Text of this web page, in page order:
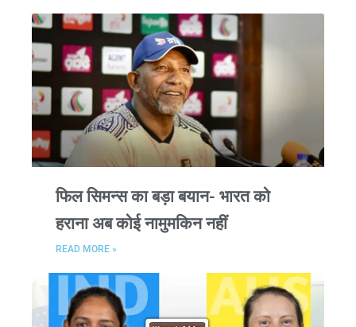
फिल सिमन्स का बड़ा बयान- भारत को
हराना अब कोई नामुमकिन नहीं
READ MORE »